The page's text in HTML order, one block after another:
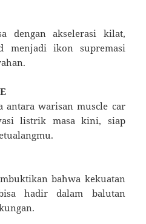
dengan akselerasi kilat,
menjadi ikon supremasi
antara warisan muscle car
listrik masa kini, siap
bahwa kekuatan
hadir dalam balutan